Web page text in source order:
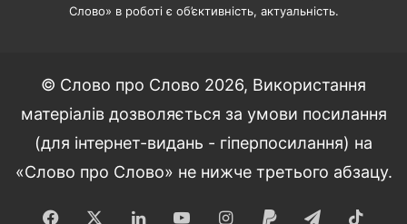
Слово» в роботі є об’єктивність, актуальність.
© Слово про Слово 2026, Використання
матеріалів дозволяється за умови посилання
(для інтернет-видань - гіперпосилання) на
«Слово про Слово» не нижче третього абзацу.
Facebook LinkedInYouTubeInstagram
Paypal Telegram